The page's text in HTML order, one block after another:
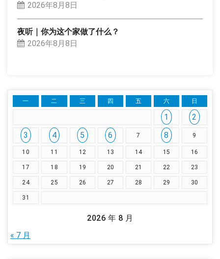
2026年8月8日
夜听｜你为这个家做了什么？
2026年8月8日
2026 年 8 月
一 二 三 四 五 六 日
1
2
3
4 5 6 7 8 9
10 11 12 13 14 15 16
17 18 19 20 21 22 23
24 25 26 27 28 29 30
31
« 7 月